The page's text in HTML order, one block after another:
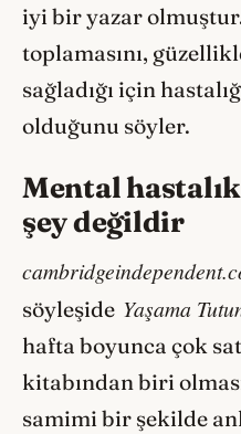
iyi bir yazar olmuştur.
toplamasını,
sağladığı için
olduğunu söyler.
Mental
şey değildir
söyleşide Yaşama
hafta boyunca çok
kitabından biri
samimi bir şekilde